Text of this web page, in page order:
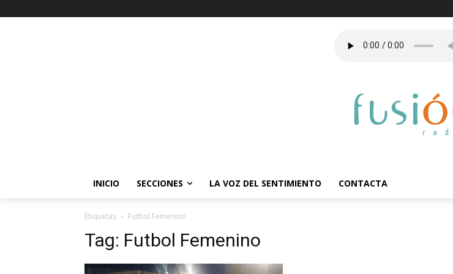
INICIO SECCIONES LA VOZ DEL SENTIMIENTO CONTACTA
Etiquetas Futbol Femenino
Tag: Futbol Femenino